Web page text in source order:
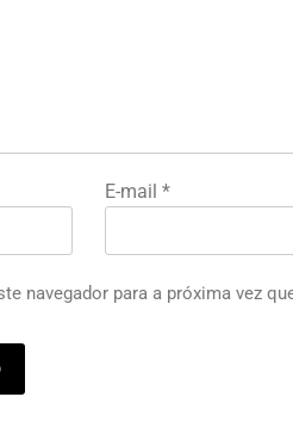
E-mail *
navegador para a próxima vez